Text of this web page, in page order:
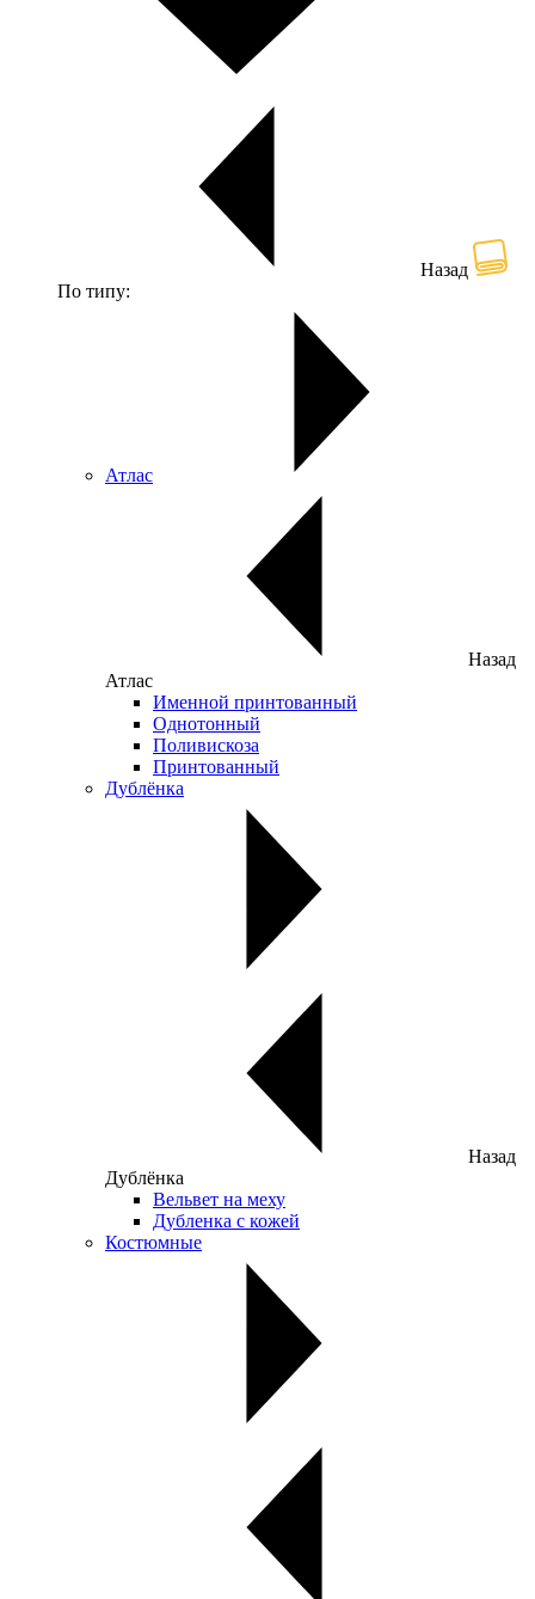
Назад
По типу:
Атлас
Назад
Атлас
Именной принтованный
Однотонный
Поливискоза
Принтованный
Дублёнка
Назад
Дублёнка
Вельвет на меху
Дубленка с кожей
Костюмные